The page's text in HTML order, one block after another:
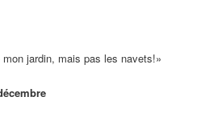
jardin, mais pas les navets!»